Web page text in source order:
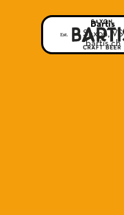
Bartis
Saxon, VS
bartis.ch